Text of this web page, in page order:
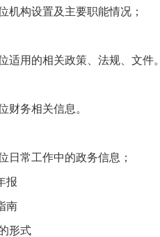
机构设置及主要职能情况；
适用的相关政策、法规、文件。
财务相关信息。
日常工作中的政务信息；
报
南
形式